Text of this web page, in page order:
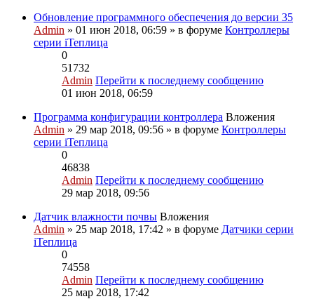
Обновление программного обеспечения до версии 35
Admin » 01 июн 2018, 06:59 » в форуме Контроллеры
серии iТеплица
0
51732
Admin Перейти к последнему сообщению
01 июн 2018, 06:59
Программа конфигурации контроллера Вложения
Admin » 29 мар 2018, 09:56 » в форуме Контроллеры
серии iТеплица
0
46838
Admin Перейти к последнему сообщению
29 мар 2018, 09:56
Датчик влажности почвы Вложения
Admin » 25 мар 2018, 17:42 » в форуме Датчики серии
iТеплица
0
74558
Admin Перейти к последнему сообщению
25 мар 2018, 17:42